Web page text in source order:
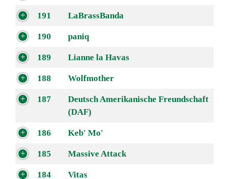
191 LaBrassBanda
190 paniq
189 Lianne la Havas
188 Wolfmother
187
Deutsch Amerikanische Freundschaft
(DAF)
186 Keb' Mo'
185 Massive Attack
184 Vitas